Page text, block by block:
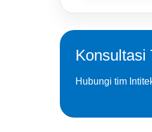
Konsultasi
Hubungi tim